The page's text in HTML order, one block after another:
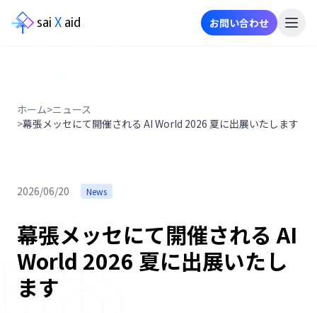
saiXaid お問い合わせ
容
ニ
ュ
ー
ス
ホーム>ニュース
>幕張メッセにて開催される AI World 2026 夏に出展いたします
2026/06/20 News
幕張メッセにて開催される AI
World 2026 夏に出展いたし
ます